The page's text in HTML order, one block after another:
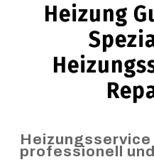
Heizung
Heizungsservice
professionell